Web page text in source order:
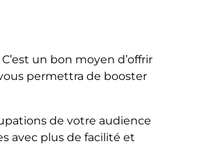
un bon moyen d’offrir
permettra de booster
de votre audience
avec plus de facilité et